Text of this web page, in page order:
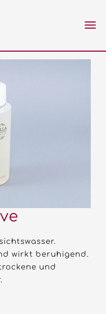
wirkt beruhigend.
und